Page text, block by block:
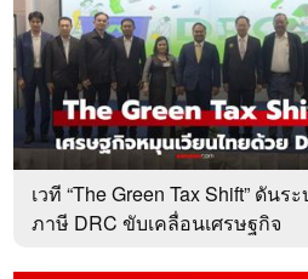
เวที “The Green Tax Shift” ดันร
ภาษี DRC ขับเคลื่อนเศรษฐกิจ